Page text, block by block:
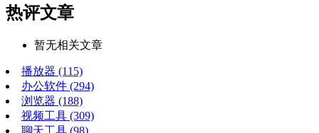
热评文章
暂无相关文章
播放器 (115)
办公软件 (294)
浏览器 (188)
视频工具 (309)
聊天工具 (98)